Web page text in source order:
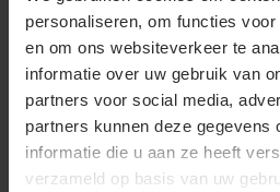
personaliseren, om functies
en om ons websiteverkeer te
informatie over uw gebruik van
partners voor social media,
partners kunnen deze gegevens
informatie die u aan ze heeft
verzameld op basis van uw
Coevorden
Materiaal: Katoen / Polyester
Fit: Regular Fit
Eigenschap: Hoge kwaliteit
44,31 Excl. btw
Bekijken